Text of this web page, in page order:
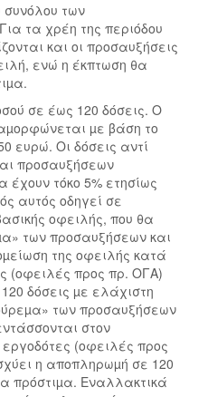
συνόλου των
τα χρέη της περιόδου
και οι προσαυξήσεις
ενώ η έκπτωση θα
σε έως 120 δόσεις. Ο
µε βάση το
ευρώ. Οι δόσεις αντί
προσαυξήσεων
τόκο 5% ετησίως
αυτός οδηγεί σε
οφειλής, που θα
των προσαυξήσεων και
της οφειλής κατά
(οφειλές προς πρ. ΟΓΑ)
δόσεις µε ελάχιστη
των προσαυξήσεων
στον
(οφειλές προς
η αποπληρωµή σε 120
πρόστιµα. Εναλλακτικά